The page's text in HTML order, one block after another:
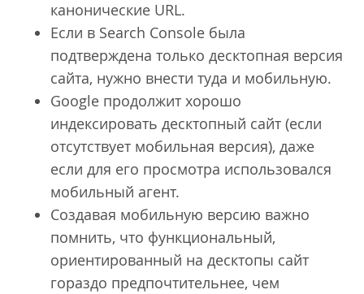
канонические URL.
Если в Search Console была
подтверждена только десктопная версия
сайта, нужно внести туда и мобильную.
Google продолжит хорошо
индексировать десктопный сайт (если
отсутствует мобильная версия), даже
если для его просмотра использовался
мобильный агент.
Создавая мобильную версию важно
помнить, что функциональный,
ориентированный на десктопы сайт
гораздо предпочтительнее, чем